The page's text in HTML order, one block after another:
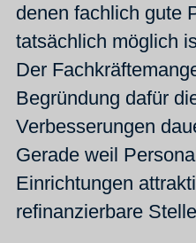
denen fachlich gute
tatsächlich möglich
Der
Begründung dafür
Verbesserungen
Gerade weil
Einrichtungen
refinanzierbare